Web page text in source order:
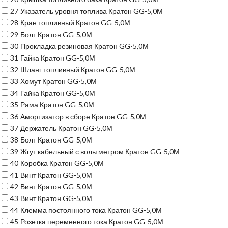
27 Указатель уровня топлива Кратон GG-5,0М
28 Кран топливный Кратон GG-5,0М
29 Болт Кратон GG-5,0М
30 Прокладка резиновая Кратон GG-5,0М
31 Гайка Кратон GG-5,0М
32 Шланг топливный Кратон GG-5,0М
33 Хомут Кратон GG-5,0М
34 Гайка Кратон GG-5,0М
35 Рама Кратон GG-5,0М
36 Амортизатор в сборе Кратон GG-5,0М
37 Держатель Кратон GG-5,0М
38 Болт Кратон GG-5,0М
39 Жгут кабельный с вольтметром Кратон GG-5,0М
40 Коробка Кратон GG-5,0М
41 Винт Кратон GG-5,0М
42 Винт Кратон GG-5,0М
43 Винт Кратон GG-5,0М
44 Клемма постоянного тока Кратон GG-5,0М
45 Розетка переменного тока Кратон GG-5,0М